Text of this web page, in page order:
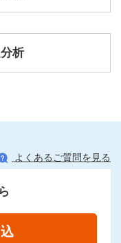
析
よくあるご質問を見る